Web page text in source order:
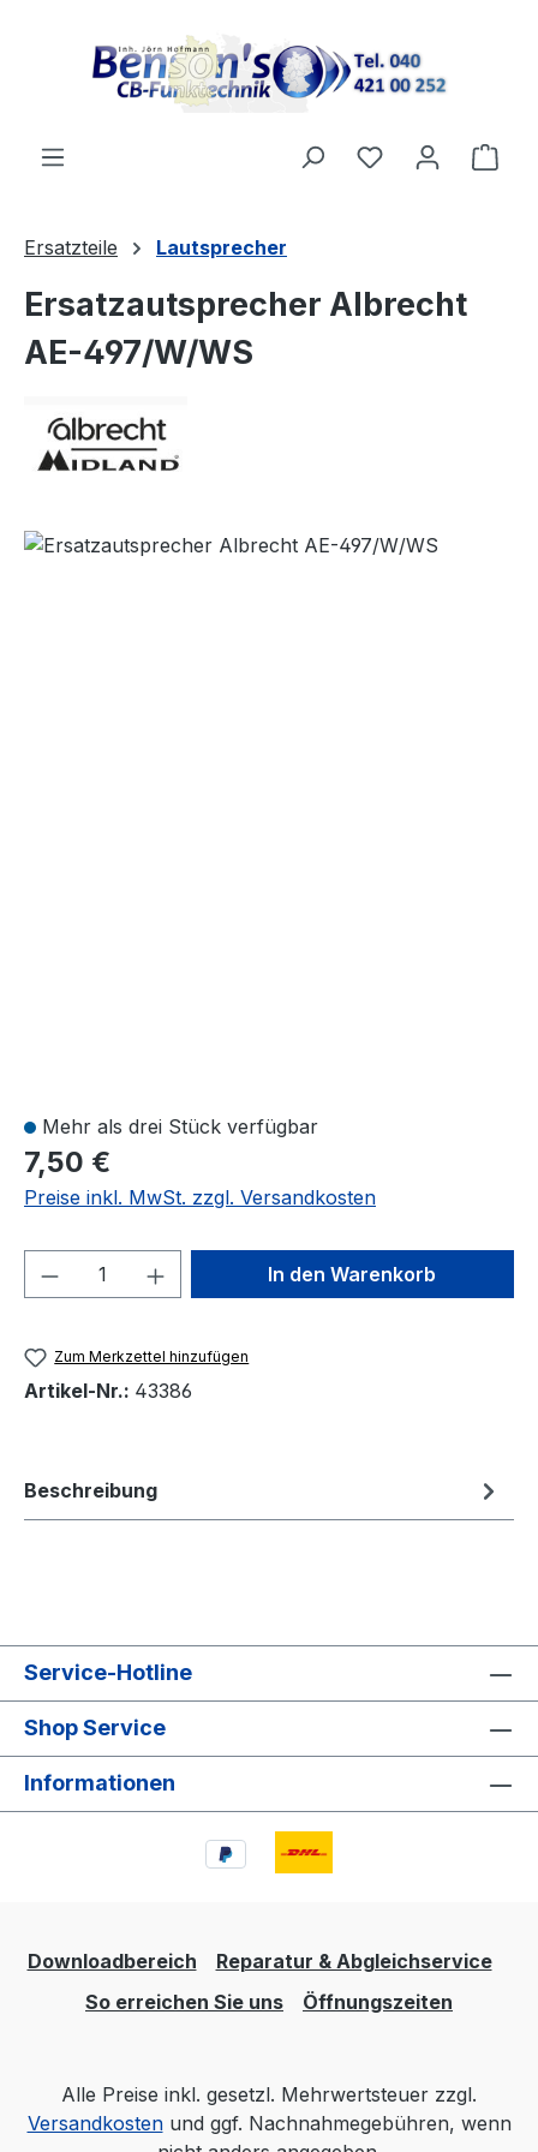
Ersatzteile Lautsprecher
Ersatzautsprecher Albrecht
AE-497/W/WS
Bildergalerie überspringen
Mehr als drei Stück verfügbar
7,50 €
Preise inkl. MwSt. zzgl. Versandkosten
Produkt Anzahl: Gib denIn den Warenkorb
Zum Merkzettel hinzufügen
Artikel-Nr.: 43386
Beschreibung
Service-Hotline
Shop Service
Informationen
Downloadbereich
Reparatur & Abgleichservice
So erreichen Sie uns
Öffnungszeiten
Alle Preise inkl. gesetzl. Mehrwertsteuer zzgl.
Versandkostenund ggf. Nachnahmegebühren, wenn